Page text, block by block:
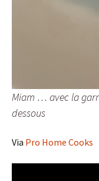
Miam … avec la
dessous
Via Pro Home Cooks